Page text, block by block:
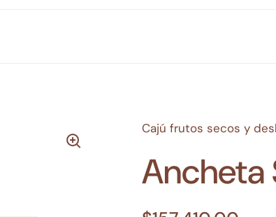
Cajú frutos secos y
Ancheta